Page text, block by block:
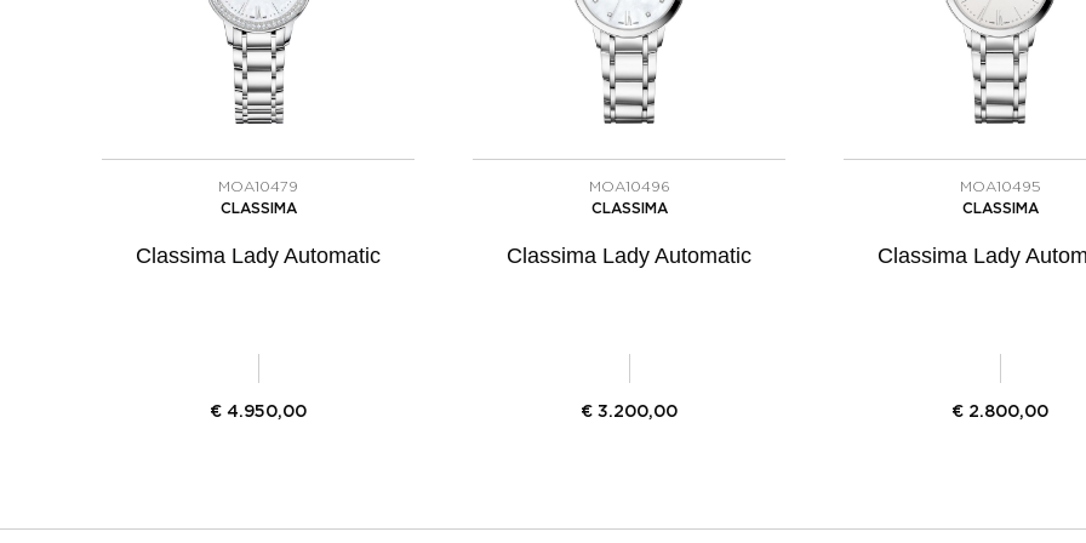
MOA10479
CLASSIMA
Classima Lady Automatic
€ 4.950,00
MOA10496
CLASSIMA
Classima Lady Automatic
€ 3.200,00
MOA10495
CLASSIMA
Classima Lady
€ 2.800,00